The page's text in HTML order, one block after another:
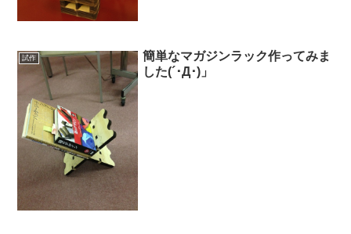
試作
簡単なマガジンラック作ってみま
した(´･Д･)」